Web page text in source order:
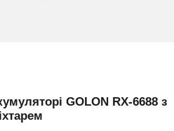
GOLON RX-6688 з